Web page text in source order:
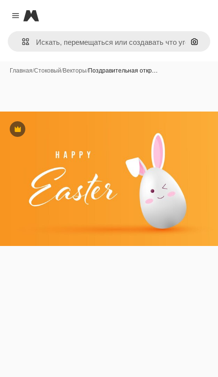
Close menu
Magnific
Поиск
Главная/Стоковый/Векторы/Поздравительная откр…
Премиум